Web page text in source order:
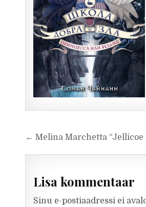
Navigeerimine
← Melina Marchetta “Jellicoe
Lisa kommentaar
Sinu e-postiaadressi ei